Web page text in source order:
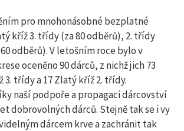
á
í
pro mnohonásobné bezplatné
kříž 3. třídy (za 80 odběrů), 2. třídy
odběrů). V letošním roce bylo v
oceněno 90 dárců, z nichž jich 73
třídy a 17 Zlatý kříž 2. třídy.
naší podpoře a propagaci dárcovství
dobrovolných dárců. Stejně tak se i vy
dárcem krve a zachránit tak